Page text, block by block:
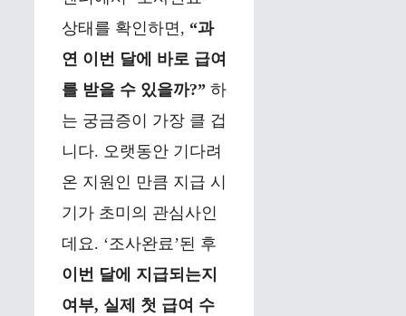
상태를 확인하면, “과
연 이번 달에 바로 급여
를 받을 수 있을까?” 하
는 궁금증이 가장 클 겁
니다. 오랫동안 기다려
온 지원인 만큼 지급 시
기가 초미의 관심사인
데요. ‘조사완료’된 후
이번 달에 지급되는지
여부, 실제 첫 급여 수